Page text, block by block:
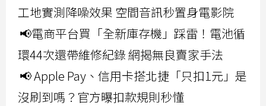
工地實測降噪效果 空間音訊秒置身電影院
📢電商平台買「全新庫存機」踩雷！電池循
環44次還帶維修紀錄 網揭無良賣家手法
📢 Apple Pay、信用卡搭北捷「只扣1元」是
沒刷到嗎？官方曝扣款規則秒懂